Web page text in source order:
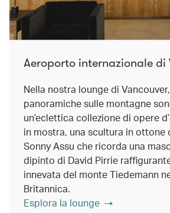
Aeroporto internazionale di
Nella nostra lounge di
panoramiche sulle montagne
un’eclettica collezione di opere
in mostra, una scultura in ottone
Sonny Assu che ricorda una
dipinto di David Pirrie
innevata del monte Tiedemann
Britannica.
Esplora la lounge